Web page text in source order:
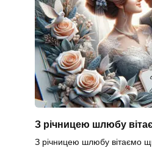
З річницею шлюбу
З річницею шлюбу вітаємо